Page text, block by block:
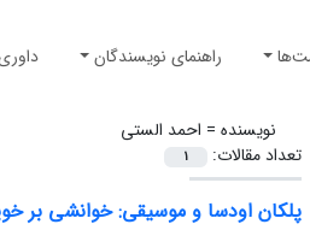
راهنمای نویسندگان
نویسنده = احمد الستی
تعداد مقالات:
1
پلکان اودسا و موسیقی: خوانشی بر